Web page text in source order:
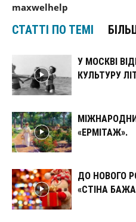
maxwelhelp
СТАТТІ ПО ТЕМІ
У МОСКВІ
КУЛЬТУРУ
«ЕРМІТАЖ».
ДО НОВОГО
«СТІНА